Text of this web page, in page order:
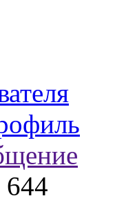
644